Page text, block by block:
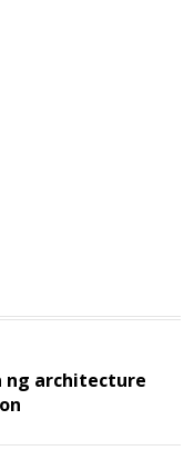
ng architecture